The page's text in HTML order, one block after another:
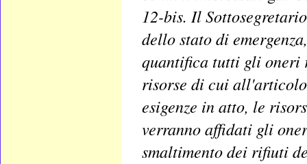
12-bis. Il
dello stato di
quantifica tutti gli oneri
risorse di cui
esigenze in atto, le
verranno affidati gli
smaltimento dei rifiuti